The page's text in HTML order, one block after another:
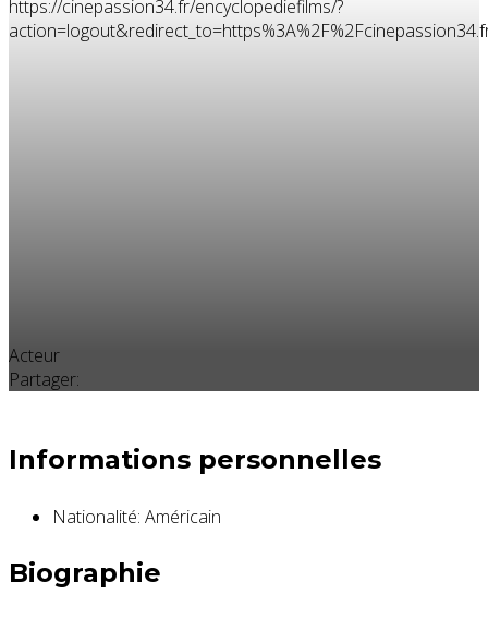
https://cinepassion34.fr/encyclopediefilms/?
Acteur
Partager:
Informations personnelles
Nationalité: Américain
Biographie